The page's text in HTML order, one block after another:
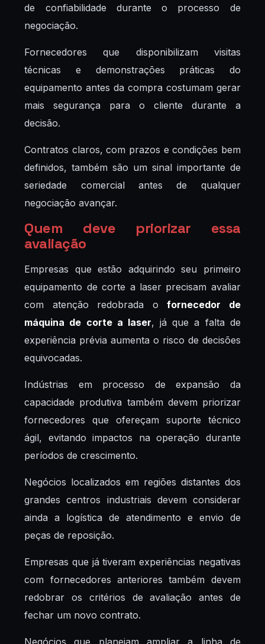
de confiabilidade durante o processo de
negociação.
Fornecedores que disponibilizam visitas
técnicas e demonstrações práticas do
equipamento antes da compra costumam gerar
mais segurança para o cliente durante a
decisão.
Contratos claros, com prazos e condições bem
definidos, também são um sinal importante de
seriedade comercial antes de qualquer
negociação avançar.
Quem deve priorizar essa
avaliação
Empresas que estão adquirindo seu primeiro
equipamento de corte a laser precisam avaliar
com atenção redobrada ofornecedor de
máquina de corte a laser, já que a falta de
experiência prévia aumenta o risco de decisões
equivocadas.
Indústrias em processo de expansão da
capacidade produtiva também devem priorizar
fornecedores que ofereçam suporte técnico
ágil, evitando impactos na operação durante
períodos de crescimento.
Negócios localizados em regiões distantes dos
grandes centros industriais devem considerar
ainda a logística de atendimento e envio de
peças de reposição.
Empresas que já tiveram experiências negativas
com fornecedores anteriores também devem
redobrar os critérios de avaliação antes de
fechar um novo contrato.
Negócios que planejam ampliar a linha de